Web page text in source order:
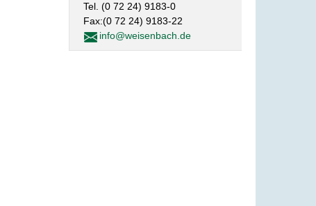
Tel. (0 72 24) 9183-0
Fax:(0 72 24) 9183-22
info@weisenbach.de